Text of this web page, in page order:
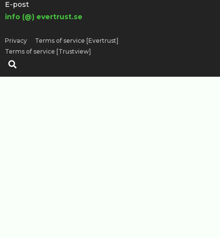
E-post
info (@) evertrust.se
Privacy
Terms of service [Evertrust]
Terms of service [Trustview]
Sök